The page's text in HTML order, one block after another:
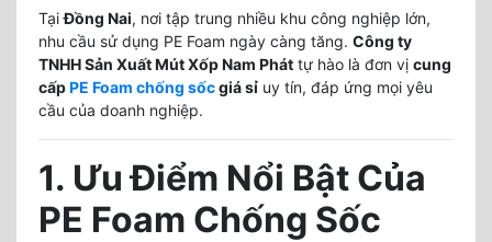
TạiĐồng Nai, nơi tập trung nhiều khu công nghiệp lớn,
nhu cầu sử dụng PE Foam ngày càng tăng. Công ty
TNHH Sản Xuất Mút Xốp Nam Phát tự hào là đơn vị cung
cấpPE Foam chống sốcgiá sỉ uy tín, đáp ứng mọi yêu
cầu của doanh nghiệp.
1. Ưu Điểm Nổi Bật Của
PE Foam Chống Sốc